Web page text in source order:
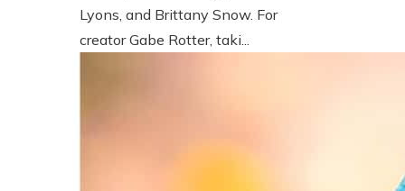
Lyons, and Brittany Snow. For
creator Gabe Rotter, taki...